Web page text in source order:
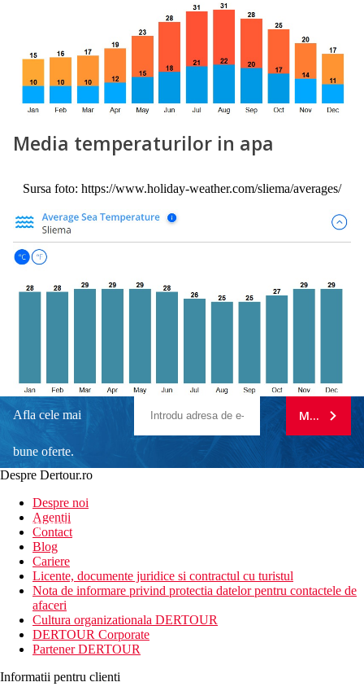
Media temperaturilor in apa
Sursa foto: https://www.holiday-weather.com/sliema/averages/
Afla cele mai
bune oferte.
newsletter!
MA
Despre Dertour.ro
Despre noi
Agentii
Contact
Blog
Cariere
Licente, documente juridice si contractul cu turistul
Nota de informare privind protectia datelor pentru contactele de
afaceri
Cultura organizationala DERTOUR
DERTOUR Corporate
Partener DERTOUR
Informatii pentru clienti